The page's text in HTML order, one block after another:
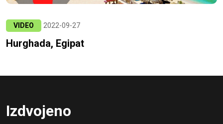
VIDEO 2022-09-27
Hurghada, Egipat
Izdvojeno